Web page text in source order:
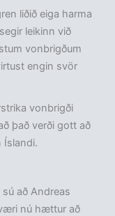
liðið eiga harma
leikinn við
vonbrigðum
engin svör
vonbrigði
það verði gott að
að Andreas
nú hættur að